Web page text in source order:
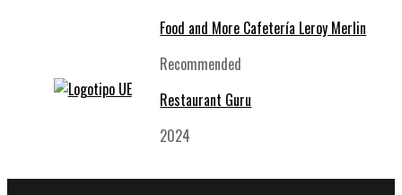
Food and More Cafetería Leroy Merlin
Recommended
Restaurant Guru
2024